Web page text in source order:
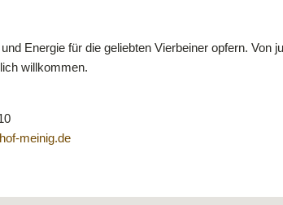
Energie für die geliebten Vierbeiner opfern. Von
willkommen.
meinig.de